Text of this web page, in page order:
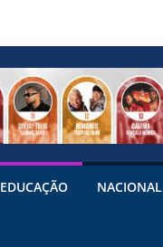
EDUCAÇÃO NACIONAL